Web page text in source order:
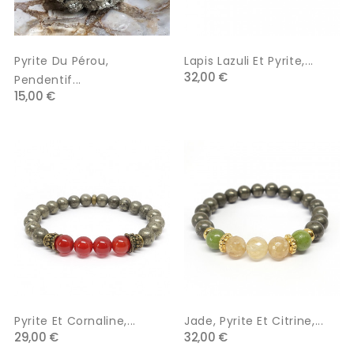
Pyrite Du Pérou,
Pendentif...
15,00 €
Lapis Lazuli Et Pyrite,...
32,00 €
Pyrite Et Cornaline,...
29,00 €
Jade, Pyrite Et Citrine,...
32,00 €